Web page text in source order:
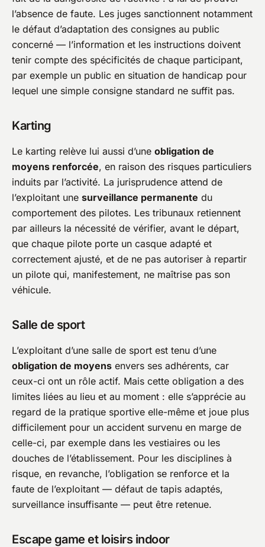
l’absence de faute. Les juges sanctionnent notamment
le défaut d’adaptation des consignes au public
concerné — l’information et les instructions doivent
tenir compte des spécificités de chaque participant,
par exemple un public en situation de handicap pour
lequel une simple consigne standard ne suffit pas.
Karting
Le karting relève lui aussi d’une obligation de
moyens renforcée, en raison des risques particuliers
induits par l’activité. La jurisprudence attend de
l’exploitant une surveillance permanente du
comportement des pilotes. Les tribunaux retiennent
par ailleurs la nécessité de vérifier, avant le départ,
que chaque pilote porte un casque adapté et
correctement ajusté, et de ne pas autoriser à repartir
un pilote qui, manifestement, ne maîtrise pas son
véhicule.
Salle de sport
L’exploitant d’une salle de sport est tenu d’une
obligation de moyens envers ses adhérents, car
ceux-ci ont un rôle actif. Mais cette obligation a des
limites liées au lieu et au moment : elle s’apprécie au
regard de la pratique sportive elle-même et joue plus
difficilement pour un accident survenu en marge de
celle-ci, par exemple dans les vestiaires ou les
douches de l’établissement. Pour les disciplines à
risque, en revanche, l’obligation se renforce et la
faute de l’exploitant — défaut de tapis adaptés,
surveillance insuffisante — peut être retenue.
Escape game et loisirs indoor